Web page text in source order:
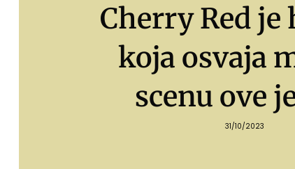
Cherry Red je
koja osvaja
scenu ove
31/10/2023